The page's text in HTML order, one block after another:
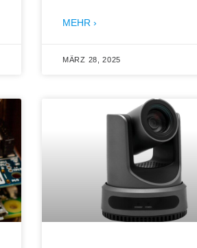
MEHR ›
MÄRZ 28, 2025